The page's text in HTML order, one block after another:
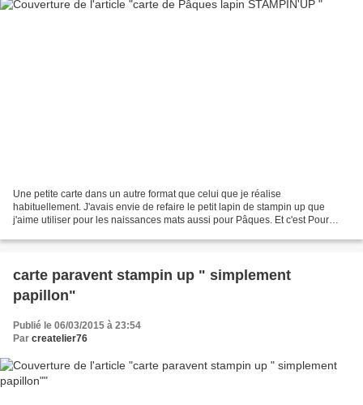
Une petite carte dans un autre format que celui que je réalise
habituellement. J'avais envie de refaire le petit lapin de stampin up que
j'aime utiliser pour les naissances mats aussi pour Pâques. Et c'est Pour
carte paravent stampin up " simplement
papillon"
Publié le 06/03/2015 à 23:54
Par createlier76